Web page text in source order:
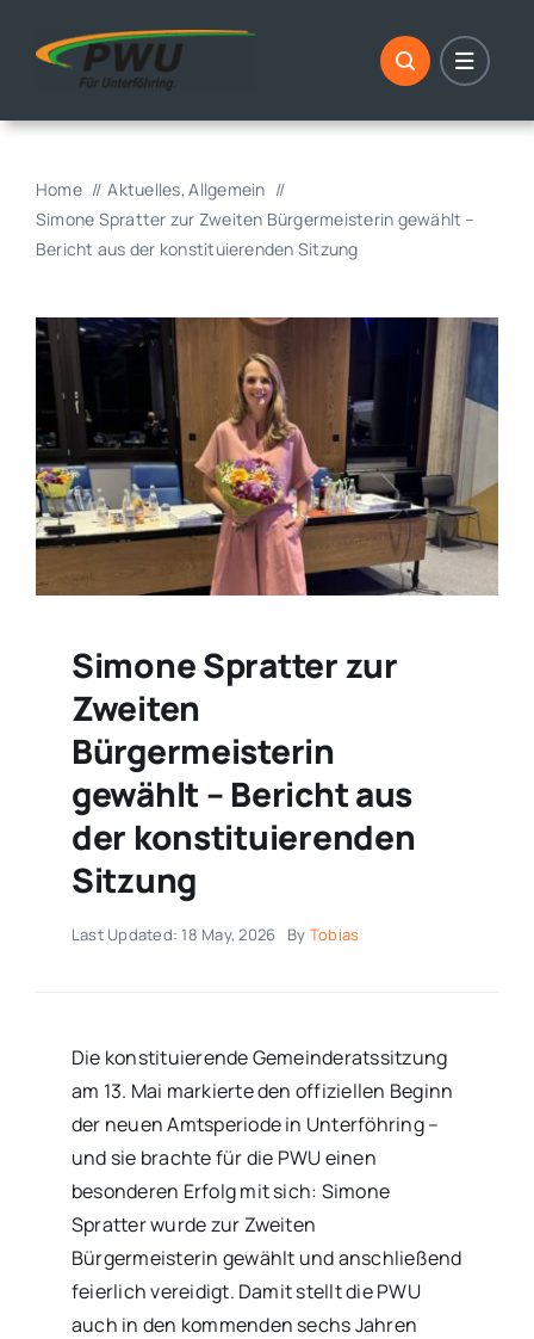
Home Aktuelles Allgemein
Simone Spratter zur Zweiten Bürgermeisterin gewählt –
Bericht aus der konstituierenden Sitzung
Simone Spratter zur
Zweiten
Bürgermeisterin
gewählt – Bericht aus
der konstituierenden
Sitzung
Last Updated: 18 May, 2026 By Tobias
Die konstituierende Gemeinderatssitzung
am 13. Mai markierte den offiziellen Beginn
der neuen Amtsperiode in Unterföhring –
und sie brachte für die PWU einen
besonderen Erfolg mit sich: Simone
Spratter wurde zur Zweiten
Bürgermeisterin gewählt und anschließend
feierlich vereidigt. Damit stellt die PWU
auch in den kommenden sechs Jahren